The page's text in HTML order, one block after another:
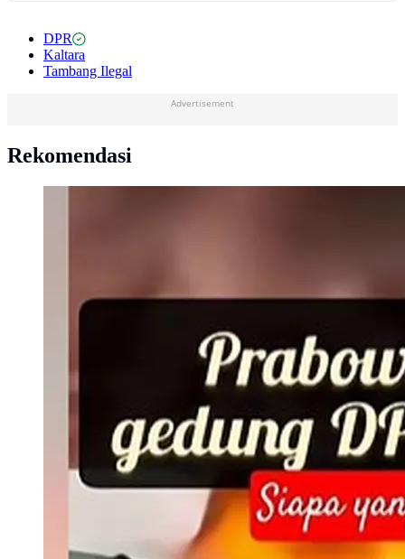
DPR
Kaltara
Tambang Ilegal
Advertisement
Rekomendasi